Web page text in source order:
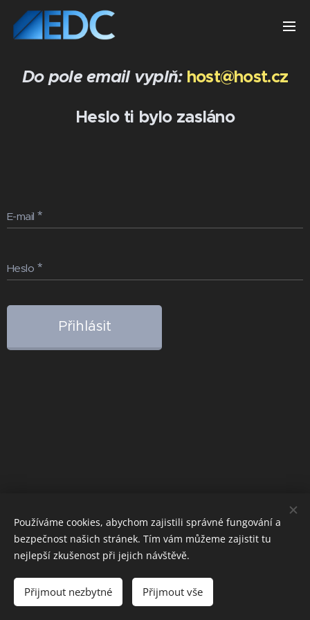
Do pole email vyplň: host@host.cz
Heslo ti bylo zasláno
E-mail
Heslo
Přihlásit
Cookies
Používáme cookies, abychom zajistili správné fungování a
bezpečnost našich stránek. Tím vám můžeme zajistit tu
nejlepší zkušenost při jejich návštěvě.
Přijmout nezbytné Přijmout vše